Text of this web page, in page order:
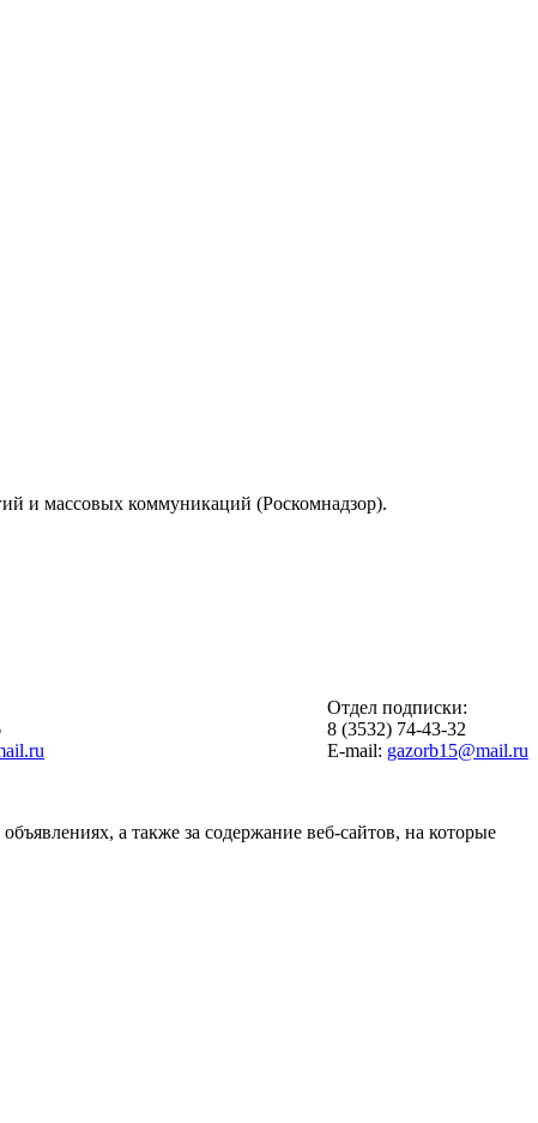
и массовых коммуникаций (Роскомнадзор).
Отдел подписки:
8 (3532) 74-43-32
E-mail: gazorb15@mail.ru
а также за содержание веб-сайтов, на которые